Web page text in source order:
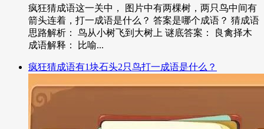
疯狂猜成语这一关中， 图片中有两棵树，两只鸟中间有
箭头连着，打一成语是什么？ 答案是哪个成语？ 猜成语
思路解析： 鸟从小树飞到大树上 谜底答案： 良禽择木
成语解释： 比喻...
疯狂猜成语有1块石头2只鸟打一成语是什么？